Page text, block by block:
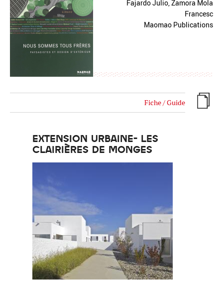
Fajardo Julio, Zamora Mola
Francesc
Maomao Publications
Fiche / Guide
EXTENSION URBAINE- LES
CLAIRIÈRES DE MONGES